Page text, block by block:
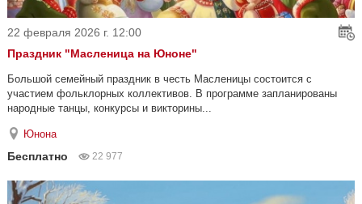
22 февраля 2026 г. 12:00
Праздник "Масленица на Юноне"
Большой семейный праздник в честь Масленицы состоится с
участием фольклорных коллективов. В программе запланированы
народные танцы, конкурсы и викторины...
Юнона
Бесплатно 22 977